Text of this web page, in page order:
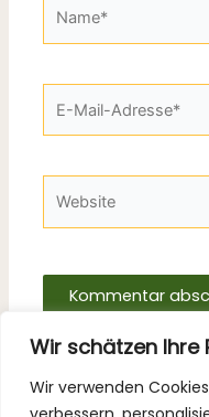
Wir schätzen Ihre
Wir verwenden
Mail-